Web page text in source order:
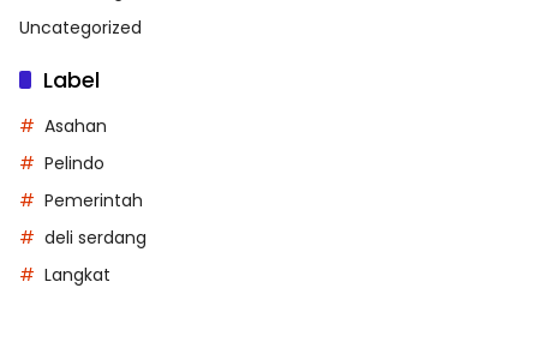
Uncategorized
Label
Asahan
Pelindo
Pemerintah
deli serdang
Langkat